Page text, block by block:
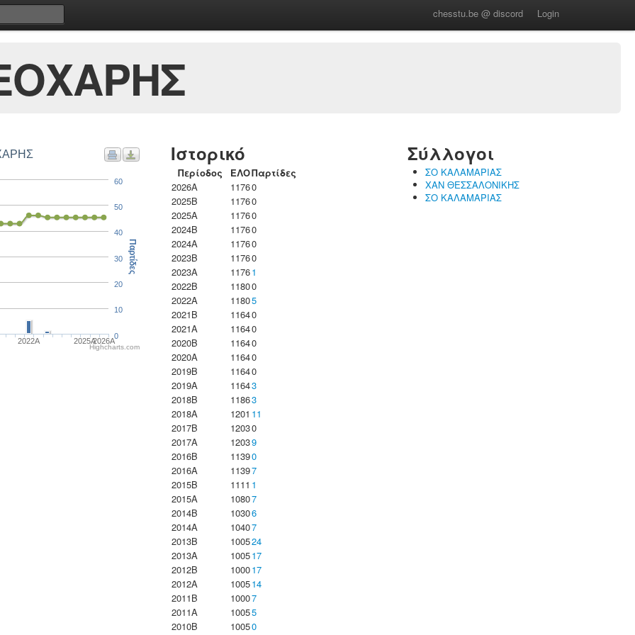
chesstu.be @ discord Login
2022A 2025A2026A
0
10
20
30
40
50
60
Παρτίδες
Highcharts.com
Ιστορικό
Περίοδος ΕΛΟΠαρτίδες
2026A
11760
2025B
11760
2025A
11760
2024B
11760
2024A
11760
2023B
11760
2023Α
11761
2022B
11800
2022A
11805
2021B
11640
2021A
11640
2020B
11640
2020A
11640
2019B
11640
2019A
11643
2018B
11863
2018A
1201 11
2017B
12030
2017A
12039
2016B
11390
2016A
11397
2015B
1111 1
2015A
10807
2014B
10306
2014A
10407
2013B
100524
2013A
100517
2012B
100017
2012A
100514
2011B
10007
2011A
10055
2010B
10050
Σύλλογοι
ΣΟ ΚΑΛΑΜΑΡΙΑΣ
ΧΑΝ ΘΕΣΣΑΛΟΝΙΚΗΣ
ΣΟ ΚΑΛΑΜΑΡΙΑΣ